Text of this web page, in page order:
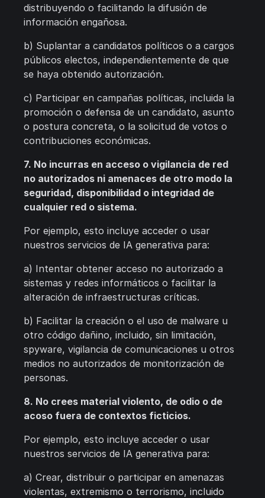
distribuyendo o facilitando la difusión de
información engañosa.
b) Suplantar a candidatos políticos o a cargos
públicos electos, independientemente de que
se haya obtenido autorización.
c) Participar en campañas políticas, incluida la
promoción o defensa de un candidato, asunto
o postura concreta, o la solicitud de votos o
contribuciones económicas.
7. No incurras en acceso o vigilancia de red
no autorizados ni amenaces de otro modo la
seguridad, disponibilidad o integridad de
cualquier red o sistema.
Por ejemplo, esto incluye acceder o usar
nuestros servicios de IA generativa para:
a) Intentar obtener acceso no autorizado a
sistemas y redes informáticos o facilitar la
alteración de infraestructuras críticas.
b) Facilitar la creación o el uso de malware u
otro código dañino, incluido, sin limitación,
spyware, vigilancia de comunicaciones u otros
medios no autorizados de monitorización de
personas.
8. No crees material violento, de odio o de
acoso fuera de contextos ficticios.
Por ejemplo, esto incluye acceder o usar
nuestros servicios de IA generativa para:
a) Crear, distribuir o participar en amenazas
violentas, extremismo o terrorismo, incluido